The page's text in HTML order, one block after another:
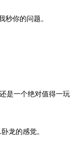
你的问题。
是一个绝对值得一玩
龙的感觉。